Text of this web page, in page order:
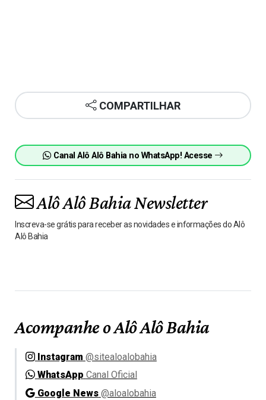
COMPARTILHAR
Canal Alô Alô Bahia no WhatsApp! Acesse
Alô Alô Bahia Newsletter
Inscreva-se grátis para receber as novidades e informações do Alô
Alô Bahia
Acompanhe o Alô Alô Bahia
Instagram @sitealoalobahia
WhatsApp Canal Oficial
Google News @aloalobahia